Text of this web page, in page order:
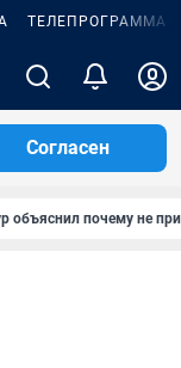
ТЕЛЕПРОГРАММА
Согласен
объяснил почему не